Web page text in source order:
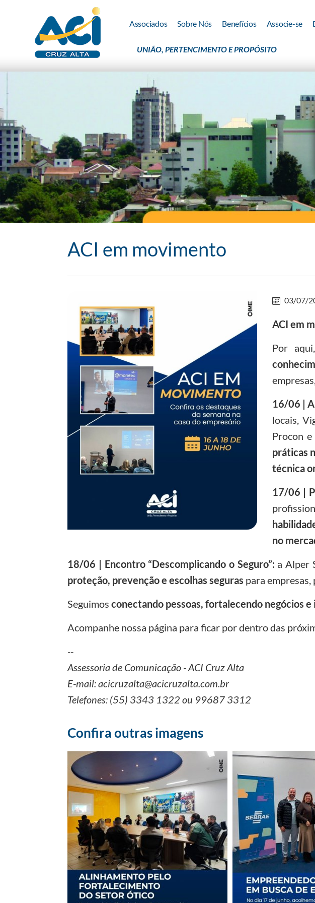
Associados Sobre Nós Benefícios Associe-se
UNIÃO, PERTENCIMENTO E PROPÓSITO
ACI em movimento
03/07/
ACI em
Por
16/06 |
locais,
Procon
práticas
técnica
17/06 |
no
18/06 | Encontro “Descomplicando o Seguro”: a Alper
proteção, prevenção e escolhas seguras para empresas,
Seguimosconectando pessoas, fortalecendo negócios
Acompanhe nossa página para ficar por dentro das
--
Assessoria de Comunicação - ACI Cruz Alta
E-mail: acicruzalta@acicruzalta.com.br
Telefones: (55) 3343 1322 ou 99687 3312
Confira outras imagens